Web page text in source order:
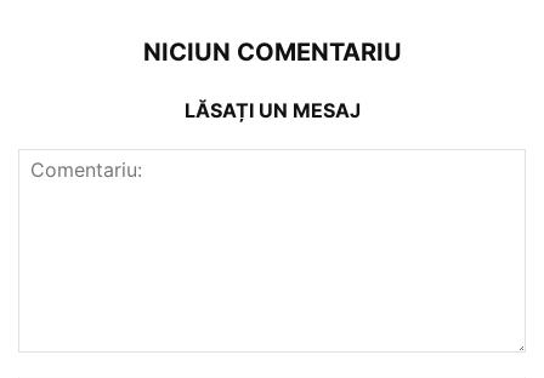
NICIUN COMENTARIU
LĂSAȚI UN MESAJ